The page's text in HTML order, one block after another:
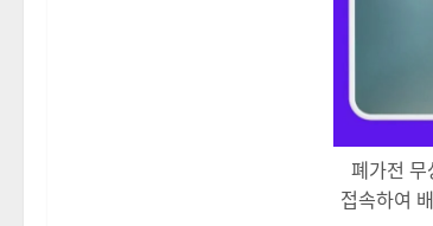
폐가전
접속하여